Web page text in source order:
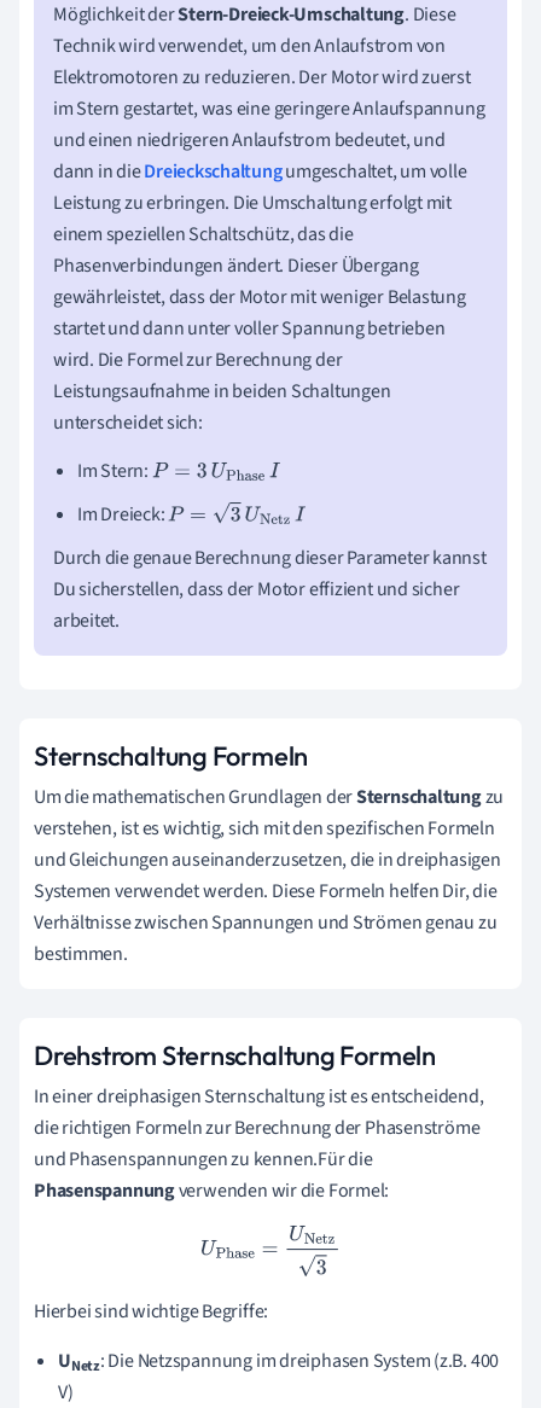
Möglichkeit derStern-Dreieck-Umschaltung. Diese
Technik wird verwendet, um den Anlaufstrom von
Elektromotoren zu reduzieren. Der Motor wird zuerst
im Stern gestartet, was eine geringere Anlaufspannung
und einen niedrigeren Anlaufstrom bedeutet, und
dann in dieDreieckschaltungumgeschaltet, um volle
Leistung zu erbringen. Die Umschaltung erfolgt mit
einem speziellen Schaltschütz, das die
Phasenverbindungen ändert. Dieser Übergang
gewährleistet, dass der Motor mit weniger Belastung
startet und dann unter voller Spannung betrieben
wird. Die Formel zur Berechnung der
Leistungsaufnahme in beiden Schaltungen
unterscheidet sich:
Im Stern:P= 3U PhaseI
Im Dreieck:P= 3U NetzI
Durch die genaue Berechnung dieser Parameter kannst
Du sicherstellen, dass der Motor effizient und sicher
arbeitet.
Sternschaltung Formeln
Um die mathematischen Grundlagen derSternschaltungzu
verstehen, ist es wichtig, sich mit den spezifischen Formeln
und Gleichungen auseinanderzusetzen, die in dreiphasigen
Systemen verwendet werden. Diese Formeln helfen Dir, die
Verhältnisse zwischen Spannungen und Strömen genau zu
bestimmen.
Drehstrom Sternschaltung Formeln
In einer dreiphasigen Sternschaltung ist es entscheidend,
die richtigen Formeln zur Berechnung der Phasenströme
und Phasenspannungen zu kennen.Für die
Phasenspannungverwenden wir die Formel:
UPhase=UNetz3
Hierbei sind wichtige Begriffe:
UNetz: Die Netzspannung im dreiphasen System (z.B. 400
V)